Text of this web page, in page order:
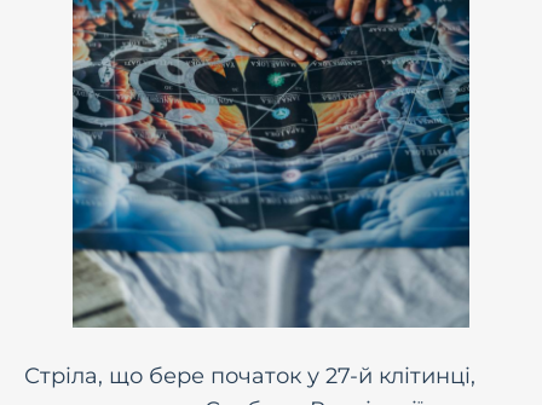
Стріла, що бере початок у 27-й клітинці,